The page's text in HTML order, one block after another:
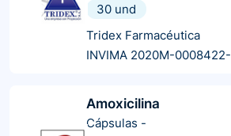
30 und
Tridex Farmacéutica
INVIMA 2020M-0008422-
Amoxicilina
Cápsulas -